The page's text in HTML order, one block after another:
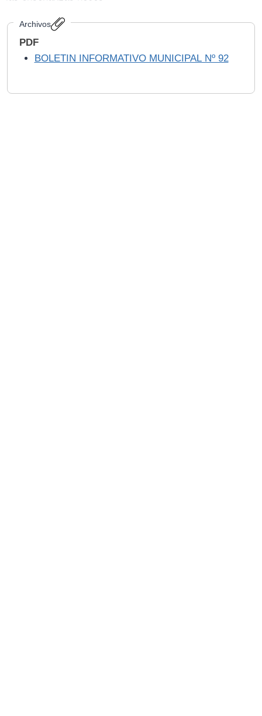
Archivos
PDF
BOLETIN INFORMATIVO MUNICIPAL Nº 92